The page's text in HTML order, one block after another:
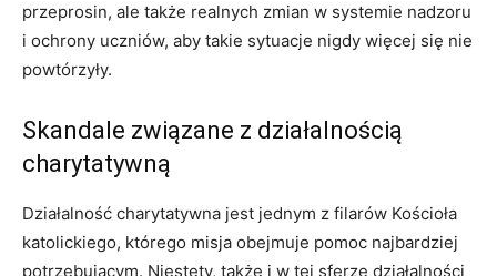
przeprosin, ale także realnych zmian w systemie nadzoru
i ochrony uczniów, aby takie sytuacje nigdy więcej się nie
powtórzyły.
Skandale związane z działalnością
charytatywną
Działalność charytatywna jest jednym z filarów Kościoła
katolickiego, którego misja obejmuje pomoc najbardziej
potrzebującym. Niestety, także i w tej sferze działalności